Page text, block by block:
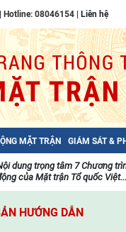
08046154 | Liên hệ
MẶT TRẬN GIÁM SÁT &
dung trọng tâm 7 Chương
của Mặt trận Tổ quốc Việt...
HƯỚNG DẪN